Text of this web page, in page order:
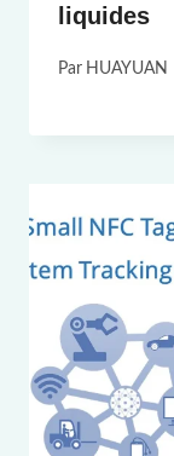
liquides
Par HUAYUAN